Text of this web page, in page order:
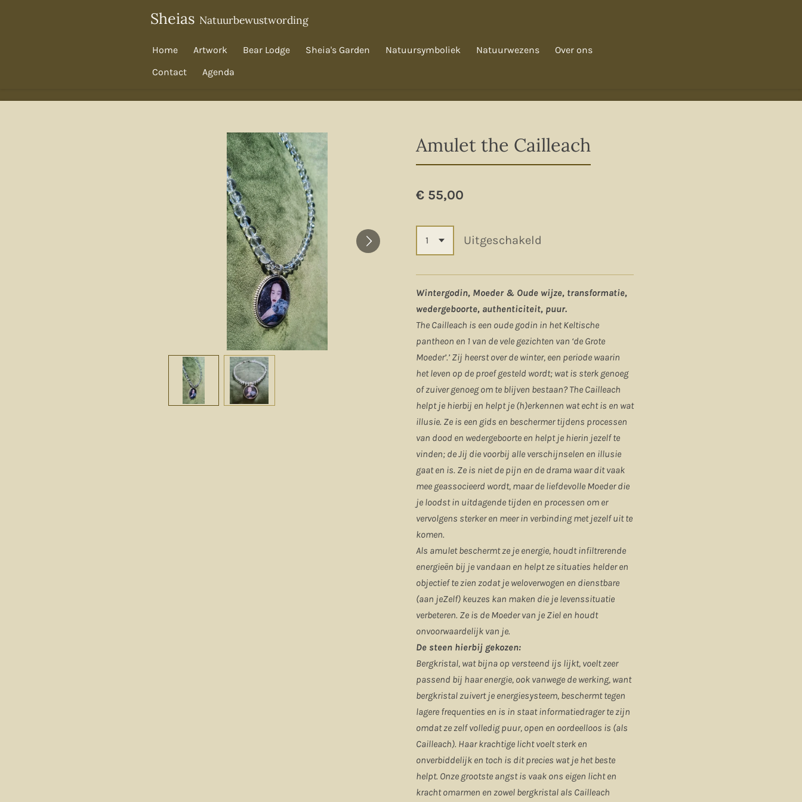
Sheias Natuurbewustwording
Home Artwork Bear Lodge Sheia's Garden Natuursymboliek Natuurwezens
Over ons
Contact
Agenda
Amulet the Cailleach
€ 55,00
Uitgeschakeld
Wintergodin, Moeder & Oude wijze, transformatie,
wedergeboorte, authenticiteit, puur.
The Cailleach is een oude godin in het Keltische
pantheon en 1 van de vele gezichten van ‘de Grote
Moeder’.’ Zij heerst over de winter, een periode waarin
het leven op de proef gesteld wordt; wat is sterk genoeg
of zuiver genoeg om te blijven bestaan? The Cailleach
helpt je hierbij en helpt je (h)erkennen wat echt is en wat
illusie. Ze is een gids en beschermer tijdens processen
van dood en wedergeboorte en helpt je hierin jezelf te
vinden; de Jij die voorbij alle verschijnselen en illusie
gaat en is. Ze is niet de pijn en de drama waar dit vaak
mee geassocieerd wordt, maar de liefdevolle Moeder die
je loodst in uitdagende tijden en processen om er
vervolgens sterker en meer in verbinding met jezelf uit te
komen.
Als amulet beschermt ze je energie, houdt infiltrerende
energieën bij je vandaan en helpt ze situaties helder en
objectief te zien zodat je weloverwogen en dienstbare
(aan jeZelf) keuzes kan maken die je levenssituatie
verbeteren. Ze is de Moeder van je Ziel en houdt
onvoorwaardelijk van je.
De steen hierbij gekozen:
Bergkristal, wat bijna op versteend ijs lijkt, voelt zeer
passend bij haar energie, ook vanwege de werking, want
bergkristal zuivert je energiesysteem, beschermt tegen
lagere frequenties en is in staat informatiedrager te zijn
omdat ze zelf volledig puur, open en oordeelloos is (als
Cailleach). Haar krachtige licht voelt sterk en
onverbiddelijk en toch is dit precies wat je het beste
helpt. Onze grootste angst is vaak ons eigen licht en
kracht omarmen en zowel bergkristal als Cailleach